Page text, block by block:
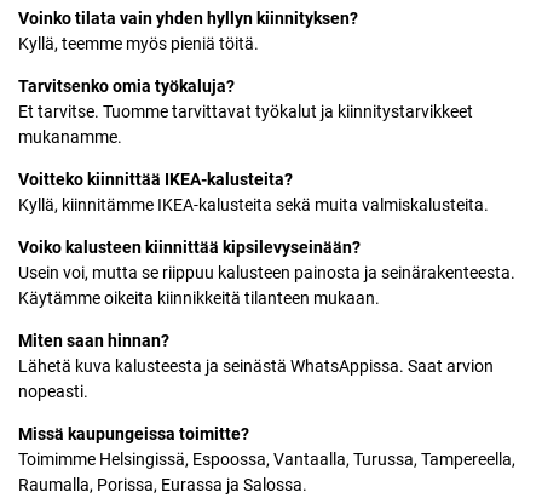
Voinko tilata vain yhden hyllyn kiinnityksen?
Kyllä, teemme myös pieniä töitä.
Tarvitsenko omia työkaluja?
Et tarvitse. Tuomme tarvittavat työkalut ja kiinnitystarvikkeet
mukanamme.
Voitteko kiinnittää IKEA-kalusteita?
Kyllä, kiinnitämme IKEA-kalusteita sekä muita valmiskalusteita.
Voiko kalusteen kiinnittää kipsilevyseinään?
Usein voi, mutta se riippuu kalusteen painosta ja seinärakenteesta.
Käytämme oikeita kiinnikkeitä tilanteen mukaan.
Miten saan hinnan?
Lähetä kuva kalusteesta ja seinästä WhatsAppissa. Saat arvion
nopeasti.
Missä kaupungeissa toimitte?
Toimimme Helsingissä, Espoossa, Vantaalla, Turussa, Tampereella,
Raumalla, Porissa, Eurassa ja Salossa.